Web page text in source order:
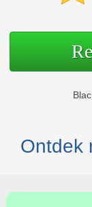
Ontdek